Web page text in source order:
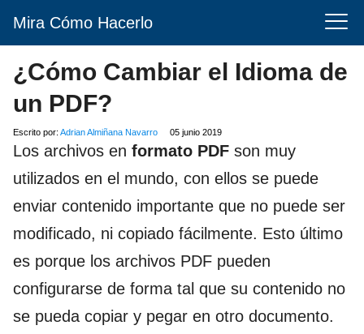
Mira Cómo Hacerlo
¿Cómo Cambiar el Idioma de
un PDF?
Escrito por: Adrian Almiñana Navarro 05 junio 2019
Los archivos en formato PDF son muy
utilizados en el mundo, con ellos se puede
enviar contenido importante que no puede ser
modificado, ni copiado fácilmente. Esto último
es porque los archivos PDF pueden
configurarse de forma tal que su contenido no
se pueda copiar y pegar en otro documento.